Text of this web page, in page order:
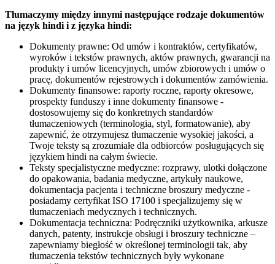
Tłumaczymy między innymi następujące rodzaje dokumentów
na język hindi i z języka hindi:
Dokumenty prawne: Od umów i kontraktów, certyfikatów,
wyroków i tekstów prawnych, aktów prawnych, gwarancji na
produkty i umów licencyjnych, umów zbiorowych i umów o
pracę, dokumentów rejestrowych i dokumentów zamówienia.
Dokumenty finansowe: raporty roczne, raporty okresowe,
prospekty funduszy i inne dokumenty finansowe -
dostosowujemy się do konkretnych standardów
tłumaczeniowych (terminologia, styl, formatowanie), aby
zapewnić, że otrzymujesz tłumaczenie wysokiej jakości, a
Twoje teksty są zrozumiałe dla odbiorców posługujących się
językiem hindi na całym świecie.
Teksty specjalistyczne medyczne: rozprawy, ulotki dołączone
do opakowania, badania medyczne, artykuły naukowe,
dokumentacja pacjenta i techniczne broszury medyczne -
posiadamy certyfikat ISO 17100 i specjalizujemy się w
tłumaczeniach medycznych i technicznych.
Dokumentacja techniczna: Podręczniki użytkownika, arkusze
danych, patenty, instrukcje obsługi i broszury techniczne –
zapewniamy biegłość w określonej terminologii tak, aby
tłumaczenia tekstów technicznych były wykonane